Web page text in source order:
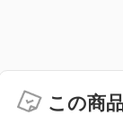
この商